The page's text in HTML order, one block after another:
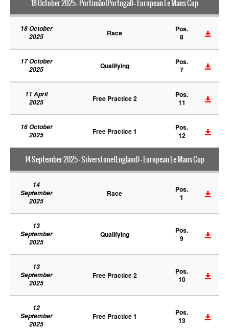
18 October 2025 - Portimão(Portugal) - European Le Mans Cup
18 October
2025
Race
Pos.
8
17 October
2025
Qualifying
Pos.
7
11 April
2025
Free Practice 2
Pos.
11
16 October
2025
Free Practice 1
Pos.
12
14 September 2025 - Silverstone(England) - European Le Mans Cup
14
September
2025
Race
Pos.
1
13
September
2025
Qualifying
Pos.
9
13
September
2025
Free Practice 2
Pos.
10
12
September
2025
Free Practice 1
Pos.
13